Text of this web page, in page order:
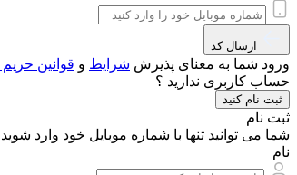
ورود شما به معنای پذیرش شرایط و قوانین
حساب کاربری ندارید ؟
ثبت نام کنید
ثبت نام
شما می توانید تنها با شماره موبایل خود وارد
نام